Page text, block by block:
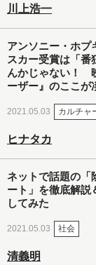
川上浩一
アンソニー・ホプ
スカー受賞は「番
んかじゃない！
ーザー』のここが
2021.05.03 カルチャ
ヒナタカ
ネットで話題の「
ート」を徹底解説
してみた
2021.05.03 社会
清義明